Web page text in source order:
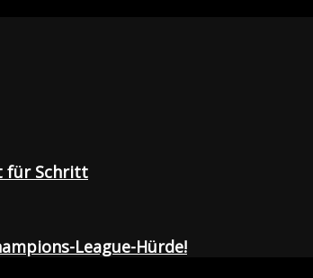
für Schritt
League-Hürde!